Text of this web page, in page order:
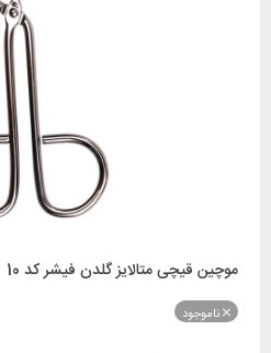
موچین قیچی متالایز گلدن فیشر کد 10
ناموجود